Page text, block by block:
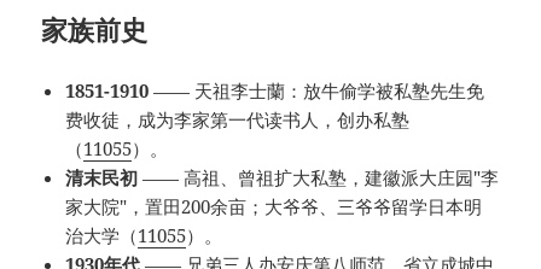
家族前史
1851-1910 —— 天祖李士蘭：放牛偷学被私塾先生免
费收徒，成为李家第一代读书人，创办私塾
（11055）。
清末民初 —— 高祖、曾祖扩大私塾，建徽派大庄园"李
家大院"，置田200余亩；大爷爷、三爷爷留学日本明
治大学（11055）。